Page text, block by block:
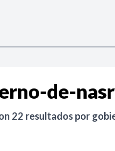
de-
22 resultados por